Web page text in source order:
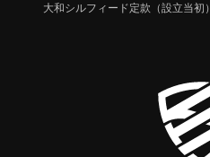
大和シルフィード定款（設立当初）